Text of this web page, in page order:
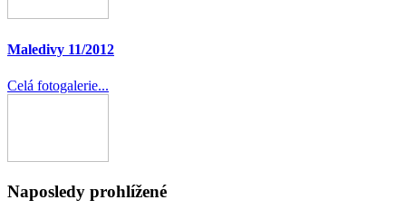
Maledivy 11/2012
Celá fotogalerie...
Naposledy prohlížené